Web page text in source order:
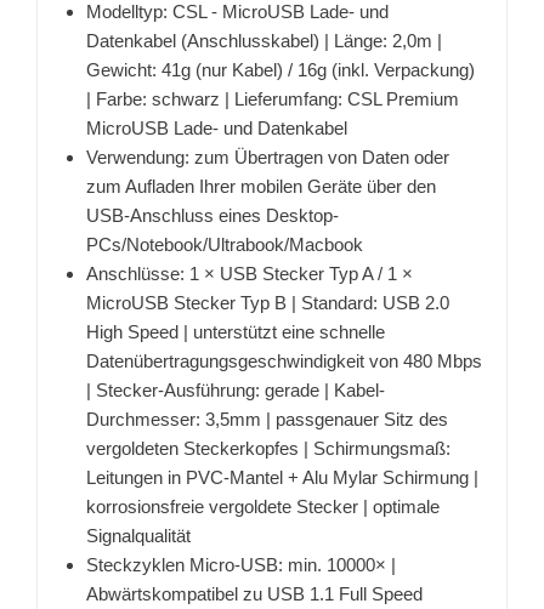
Modelltyp: CSL - MicroUSB Lade- und
Datenkabel (Anschlusskabel) | Länge: 2,0m |
Gewicht: 41g (nur Kabel) / 16g (inkl. Verpackung)
| Farbe: schwarz | Lieferumfang: CSL Premium
MicroUSB Lade- und Datenkabel
Verwendung: zum Übertragen von Daten oder
zum Aufladen Ihrer mobilen Geräte über den
USB-Anschluss eines Desktop-
PCs/Notebook/Ultrabook/Macbook
Anschlüsse: 1 × USB Stecker Typ A / 1 ×
MicroUSB Stecker Typ B | Standard: USB 2.0
High Speed | unterstützt eine schnelle
Datenübertragungsgeschwindigkeit von 480 Mbps
| Stecker-Ausführung: gerade | Kabel-
Durchmesser: 3,5mm | passgenauer Sitz des
vergoldeten Steckerkopfes | Schirmungsmaß:
Leitungen in PVC-Mantel + Alu Mylar Schirmung |
korrosionsfreie vergoldete Stecker | optimale
Signalqualität
Steckzyklen Micro-USB: min. 10000× |
Abwärtskompatibel zu USB 1.1 Full Speed